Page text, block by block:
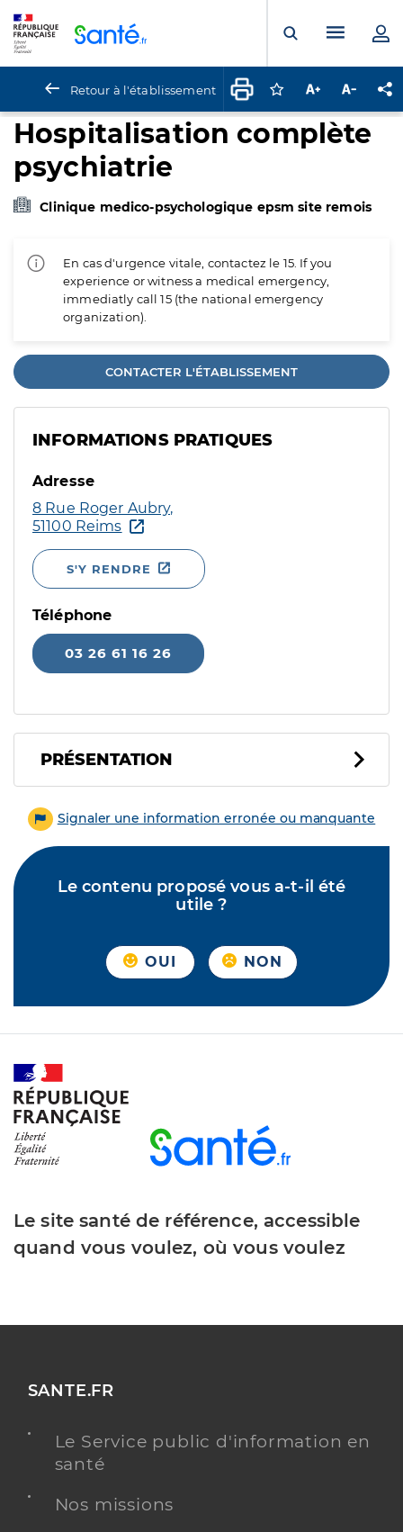
Ouvrir laMenu
Retour à l'établissement Connectez-vous
Augmenter la
Hospitalisation complète
psychiatrie
Clinique medico-psychologique epsm site remois
En cas d'urgence vitale, contactez le 15. If you
experience or witness a medical emergency,
immediatly call 15 (the national emergency
organization).
CONTACTER L'ÉTABLISSEMENT
INFORMATIONS PRATIQUES
Adresse
8 Rue Roger Aubry,
51100 Reims
S'Y RENDRE
Téléphone
03 26 61 16 26
PRÉSENTATION
Signaler une information erronée ou manquante
Le contenu proposé vous a-t-il été
utile ?
OUI NON
Le site santé de référence, accessible
quand vous voulez, où vous voulez
SANTE.FR
Le Service public d'information en
santé
Nos missions